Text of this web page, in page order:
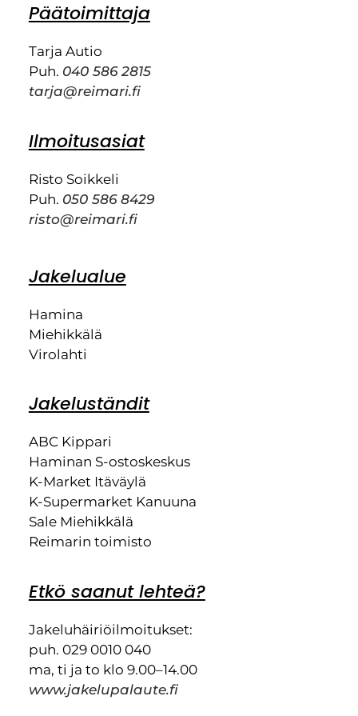
Päätoimittaja
Tarja Autio
Puh. 040 586 2815
tarja@reimari.fi
Ilmoitusasiat
Risto Soikkeli
Puh. 050 586 8429
risto@reimari.fi
Jakelualue
Hamina
Miehikkälä
Virolahti
Jakeluständit
ABC Kippari
Haminan S-ostoskeskus
K-Market Itäväylä
K-Supermarket Kanuuna
Sale Miehikkälä
Reimarin toimisto
Etkö saanut lehteä?
Jakeluhäiriöilmoitukset:
puh. 029 0010 040
ma, ti ja to klo 9.00–14.00
www.jakelupalaute.fi